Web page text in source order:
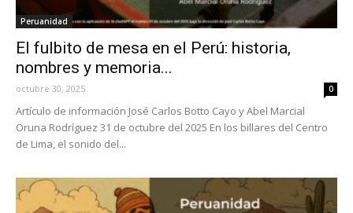
Peruanidad
El fulbito de mesa en el Perú: historia,
nombres y memoria...
octubre 30, 2025 0
Artículo de información José Carlos Botto Cayo y Abel Marcial
Oruna Rodríguez 31 de octubre del 2025 En los billares del Centro
de Lima, el sonido del...